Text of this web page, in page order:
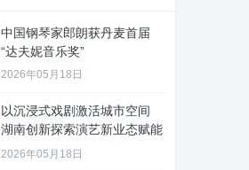
中国钢琴家郎朗获丹麦首届
“达夫妮音乐奖”
2026年05月18日
以沉浸式戏剧激活城市空间
湖南创新探索演艺新业态赋能
文旅
2026年05月18日